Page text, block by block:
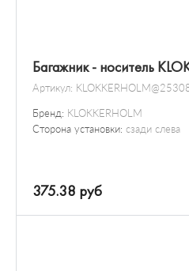
Багажник - носитель
Артикул:
Бренд: KLOKKERHOLM
Сторона установки: сзади слева
375.38 руб